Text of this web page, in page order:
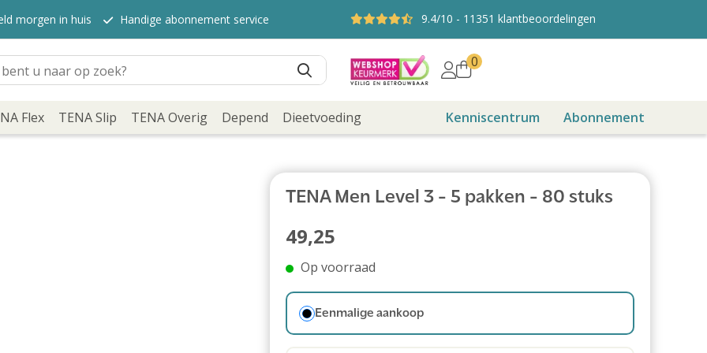
morgen in huis Handige abonnement service 9.4/10 - 11351 klantbeoordelingen
0
Flex TENA Slip TENA Overig Depend Dieetvoeding Kenniscentrum Abonnement
TENA Men Level 3 - 5 pakken - 80 stuks
49,25
Op voorraad
Eenmalige aankoop